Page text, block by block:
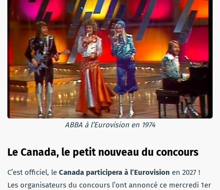
ABBA à l’Eurovision en 1974
Le Canada, le petit nouveau du concours
C’est officiel, le Canada participera à l’Eurovision en 2027 !
Les organisateurs du concours l’ont annoncé ce mercredi 1er